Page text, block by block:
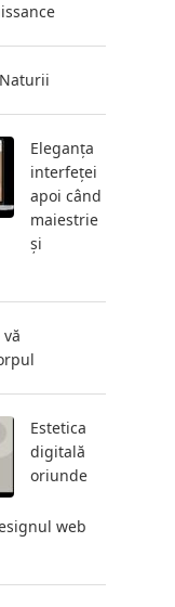
Eleganța
interfeței
apoi când
maiestrie
și
Estetica
digitală
oriunde
web